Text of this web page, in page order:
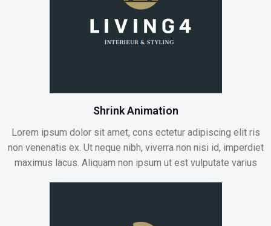
Shrink Animation
Lorem ipsum dolor sit amet, cons ectetur adipiscing elit ris
non venenatis ex. Ut neque nibh, viverra non nisi id, imperdiet
maximus lacus. Aliquam non ipsum ut est vulputate varius